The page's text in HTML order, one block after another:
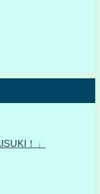
！」